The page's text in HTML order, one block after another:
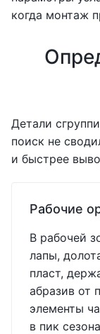
когда монтаж
Детали
поиск не
и быстрее
Рабочие
В рабочей
лапы,
пласт,
абразив от
элементы
в пик